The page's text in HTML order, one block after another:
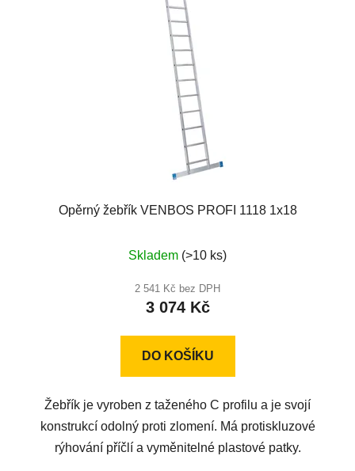
Opěrný žebřík VENBOS PROFI 1118 1x18
hodnocení
produktu
je
z
Skladem (>10 ks)
2 541 Kč bez DPH
3 074 Kč
DO KOŠÍKU
Žebřík je vyroben z taženého C profilu a je svojí
konstrukcí odolný proti zlomení. Má protiskluzové
rýhování příčlí a vyměnitelné plastové patky.